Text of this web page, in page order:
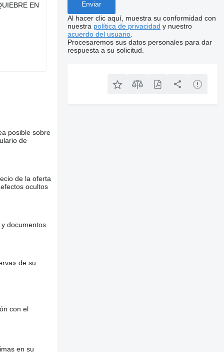
EN
posible sobre
de
de la oferta
ocultos
documentos
de su
con el
en su
Al hacer clic aquí, muestra su conformidad con
nuestra política de privacidad y nuestro
acuerdo del usuario
Procesaremos sus datos personales para dar
respuesta a su solicitud.